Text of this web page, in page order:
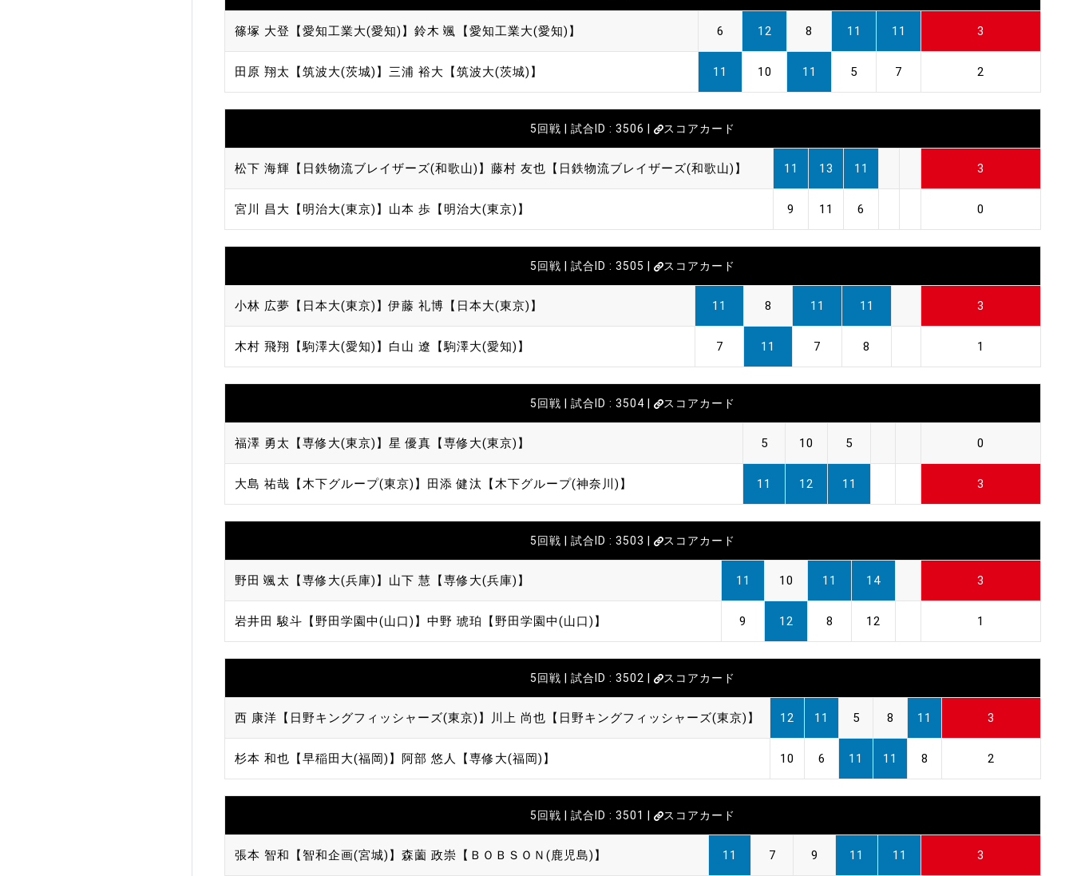
篠塚 大登【愛知工業大(愛知)】 鈴木 颯【愛知工業大(愛知)】 6 12 8 11 11 3
田原 翔太【筑波大(茨城)】 三浦 裕大【筑波大(茨城)】 11 10 11 5 7 2
5回戦 | 試合ID : 3506 | スコアカード
松下 海輝【日鉄物流ブレイザーズ(和歌山)】 藤村 友也【日鉄物流ブレイザーズ(和歌山)】 11 13 11 3
宮川 昌大【明治大(東京)】 山本 歩【明治大(東京)】 9 11 6 0
5回戦 | 試合ID : 3505 | スコアカード
小林 広夢【日本大(東京)】伊藤 礼博【日本大(東京)】 11 8 11 11 3
木村 飛翔【駒澤大(愛知)】 白山 遼【駒澤大(愛知)】 7 11 7 8 1
5回戦 | 試合ID : 3504 | スコアカード
福澤 勇太【専修大(東京)】 星 優真【専修大(東京)】 5 10 5 0
大島 祐哉【木下グループ(東京)】 田添 健汰【木下グループ(神奈川)】 11 12 11 3
5回戦 | 試合ID : 3503 | スコアカード
野田 颯太【専修大(兵庫)】 山下 慧【専修大(兵庫)】 11 10 11 14 3
岩井田 駿斗【野田学園中(山口)】 中野 琥珀【野田学園中(山口)】 9 12 8 12 1
5回戦 | 試合ID : 3502 | スコアカード
西 康洋【日野キングフィッシャーズ(東京)】 川上 尚也【日野キングフィッシャーズ(東京)】 12 11 5 8 11 3
杉本 和也【早稲田大(福岡)】 阿部 悠人【専修大(福岡)】 10 6 11 11 8 2
5回戦 | 試合ID : 3501 | スコアカード
張本 智和【智和企画(宮城)】 森薗 政崇【ＢＯＢＳＯＮ(鹿児島)】 11 7 9 11 11 3